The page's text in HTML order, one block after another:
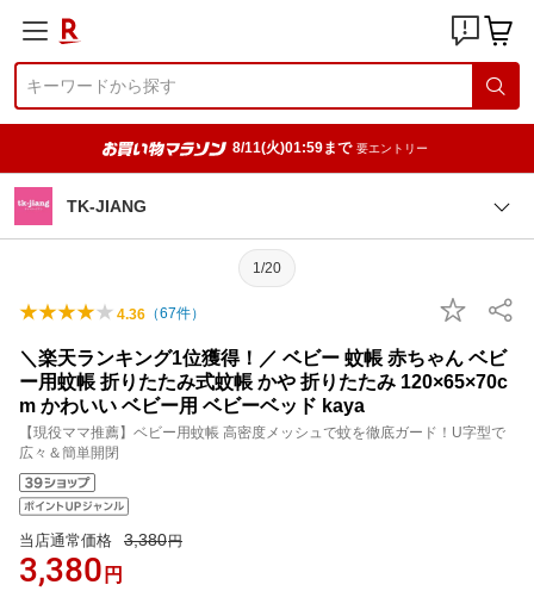
8/11(火)01:59まで 要エントリー
TK-JIANG
1/20
4.36 （67件）
＼楽天ランキング1位獲得！／ ベビー 蚊帳 赤ちゃん ベビ
ー用蚊帳 折りたたみ式蚊帳 かや 折りたたみ 120×65×70c
m かわいい ベビー用 ベビーベッド kaya
【現役ママ推薦】ベビー用蚊帳 高密度メッシュで蚊を徹底ガード！U字型で
広々＆簡単開閉
当店通常価格 3,380円
3,380 円